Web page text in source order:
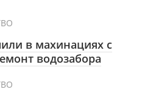
в махинациях с
водозабора